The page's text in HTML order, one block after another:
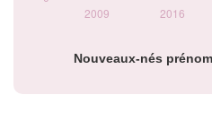
Nouveaux-nés